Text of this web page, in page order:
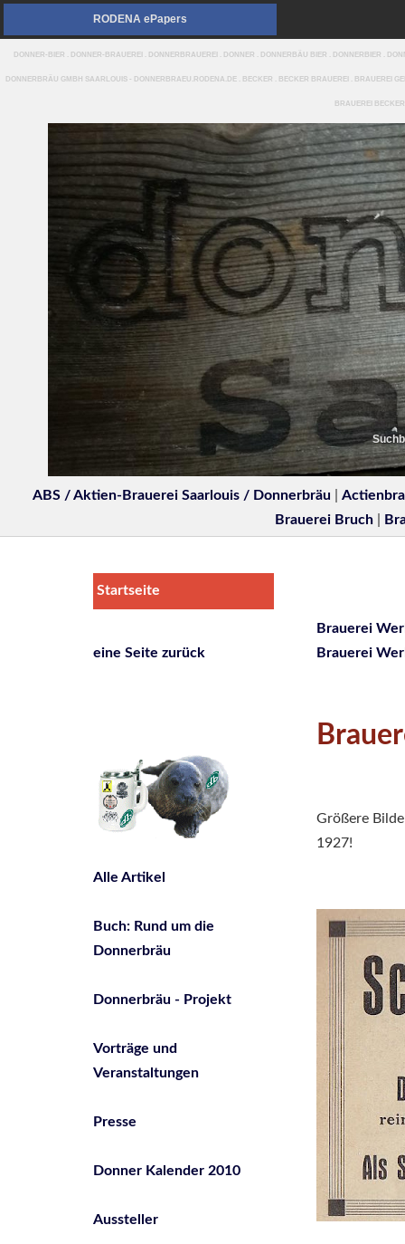
RODENA ePapers
DONNER-BIER . DONNER-BRAUEREI . DONNERBRAUEREI . DONNER . DONNERBÄU BIER . DONNERBIER .
DONNERBRÄU GMBH SAARLOUIS - DONNERBRAEU.RODENA.DE . BECKER . BECKER BRAUEREI . BRAUEREI
BRAUEREI
ABS / Aktien-Brauerei Saarlouis / Donnerbräu
Brauerei Bruch
Startseite
eine Seite zurück
Alle Artikel
Buch: Rund um die
Donnerbräu
Donnerbräu - Projekt
Vorträge und
Veranstaltungen
Presse
Donner Kalender 2010
Aussteller
Brauerei
Brauerei
Größere
1927!